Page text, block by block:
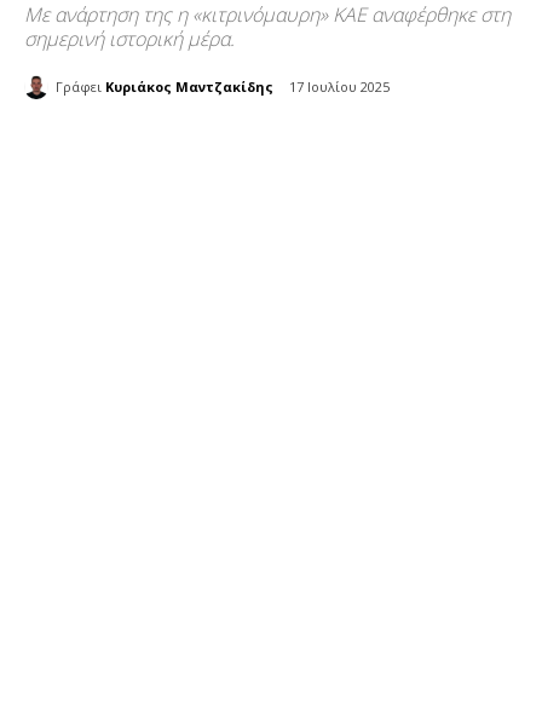
Με ανάρτηση της η «κιτρινόμαυρη» ΚΑΕ αναφέρθηκε στη
σημερινή ιστορική μέρα.
Γράφει Κυριάκος Μαντζακίδης 17 Ιουλίου 2025